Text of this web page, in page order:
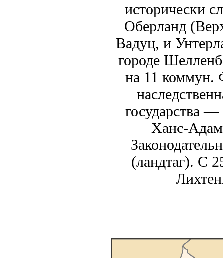
исторически
Оберланд
Вадуц, и
городе
на 11 коммун.
государства
Ханс-Адам
(ландтаг). С